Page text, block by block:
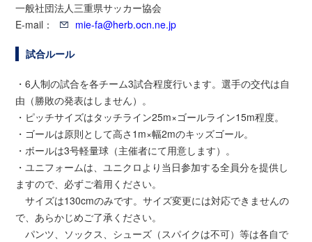
一般社団法人三重県サッカー協会
E-mail：
mie-fa@herb.ocn.ne.jp
試合ルール
・6人制の試合を各チーム3試合程度行います。選手の交代は自
由（勝敗の発表はしません）。
・ピッチサイズはタッチライン25m×ゴールライン15m程度。
・ゴールは原則として高さ1m×幅2mのキッズゴール。
・ボールは3号軽量球（主催者にて用意します）。
・ユニフォームは、ユニクロより当日参加する全員分を提供し
ますので、必ずご着用ください。
サイズは130cmのみです。サイズ変更には対応できませんの
で、あらかじめご了承ください。
パンツ、ソックス、シューズ（スパイクは不可）等は各自で